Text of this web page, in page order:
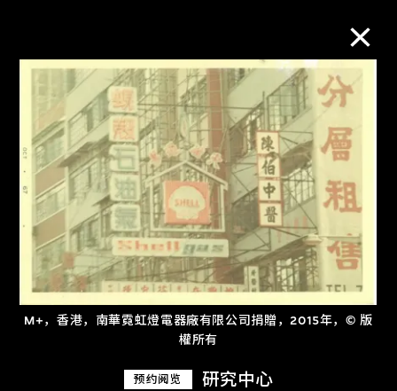
M+，香港，南華霓虹燈電器廠有限公司捐贈，2015年，© 版
權所有
预约阅览 研究中心
M+藏品
进一步筛选 搜索
关于M+藏品
探索世界顶级的二十及二十一世纪视觉